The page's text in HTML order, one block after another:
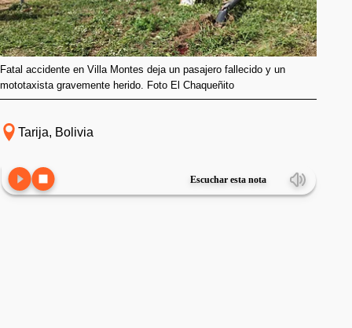
Fatal accidente en Villa Montes deja un pasajero fallecido y un
mototaxista gravemente herido. Foto El Chaqueñito
Tarija, Bolivia
Escuchar esta nota